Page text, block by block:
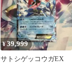
¥39,999
サトシゲッコウガEX